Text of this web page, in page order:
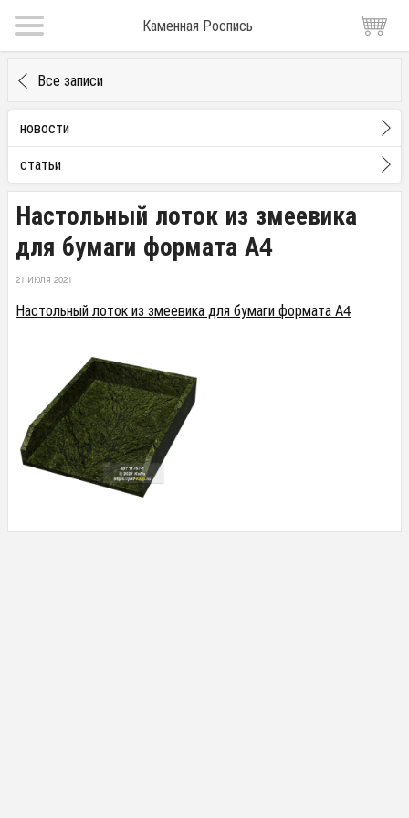
Каменная Роспись
Все записи
новости
статьи
Настольный лоток из змеевика
для бумаги формата А4
21 ИЮЛЯ 2021
Настольный лоток из змеевика для бумаги формата А4